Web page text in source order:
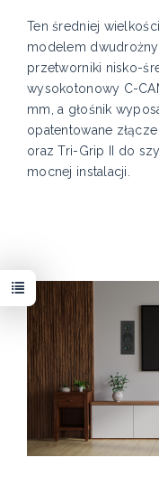
Ten średniej
modelem
przetworniki nisko-
wysokotonowy C-
mm, a głośnik
opatentowane
oraz Tri-Grip II do
mocnej instalacji.